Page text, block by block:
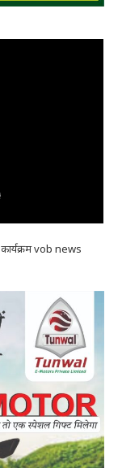
कार्यक्रम vob news